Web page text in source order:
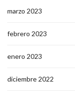
marzo 2023
febrero 2023
enero 2023
diciembre 2022